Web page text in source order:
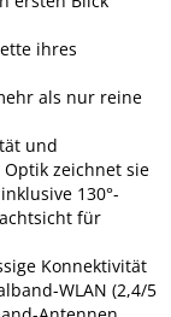
ihres
als nur reine
und
zeichnet sie
inklusive 130°-
für
Konnektivität
WLAN (2,4/5